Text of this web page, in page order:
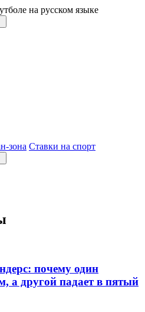
на русском языке
зона Ставки на спорт
почему один
а другой падает в пятый